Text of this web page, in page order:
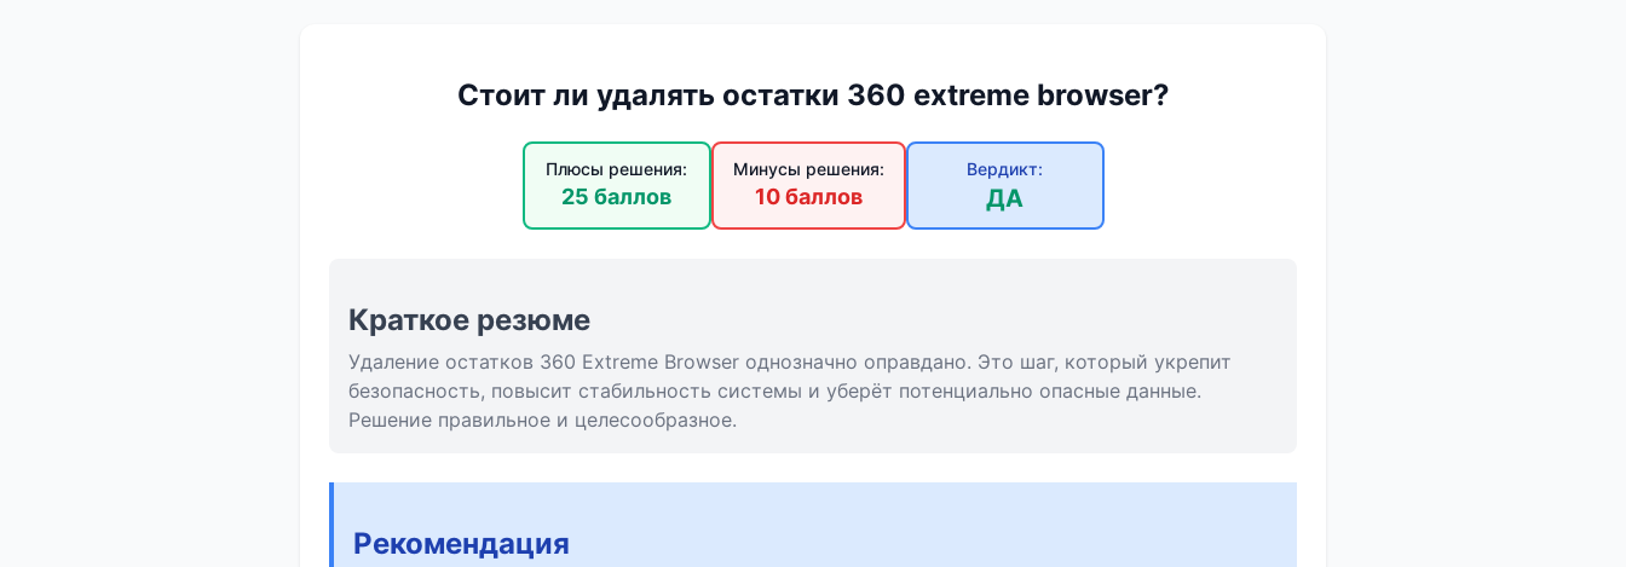
Стоит ли удалять остатки 360 extreme browser?
Плюсы решения:
25 баллов
Минусы решения:
10 баллов
Вердикт:
ДА
Краткое резюме
Удаление остатков 360 Extreme Browser однозначно оправдано. Это шаг, который укрепит
безопасность, повысит стабильность системы и уберёт потенциально опасные данные.
Решение правильное и целесообразное.
Рекомендация